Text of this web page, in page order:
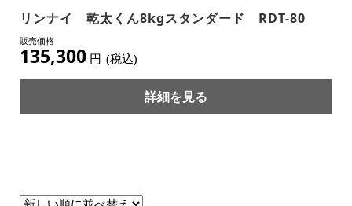
リンナイ 乾太くん8kgスタンダード RDT-80
135,300 円 (税込)
詳細を見る